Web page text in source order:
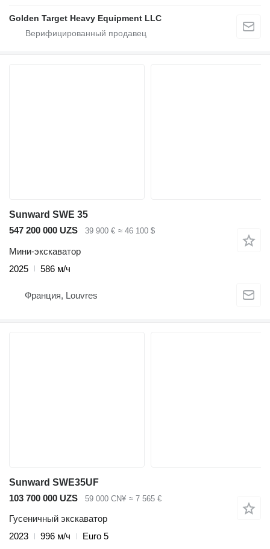
Golden Target Heavy Equipment LLC
Sunward SWE 35
547 200 000 UZS
39 900 € ≈ 46 100 $
Мини-экскаватор
2025
586 м/ч
Франция, Louvres
Sunward SWE35UF
103 700 000 UZS
59 000 CN¥ ≈ 7 565 €
Гусеничный экскаватор
2023
996 м/ч
Euro 5